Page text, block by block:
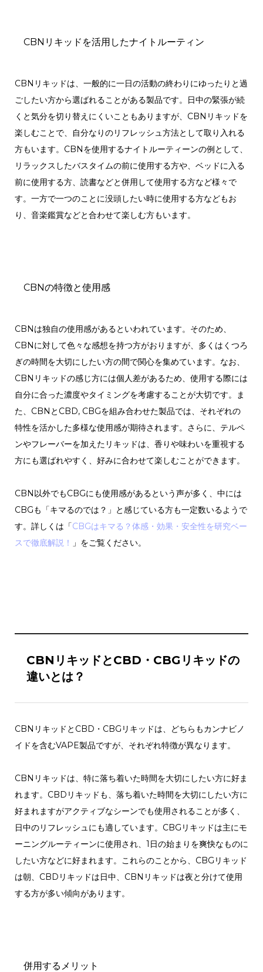
CBNリキッドを活用したナイトルーティン
CBNリキッドは、一般的に一日の活動の終わりにゆったりと過
ごしたい方から選ばれることがある製品です。日中の緊張が続
くと気分を切り替えにくいこともありますが、CBNリキッドを
楽しむことで、自分なりのリフレッシュ方法として取り入れる
方もいます。CBNを使用するナイトルーティーンの例として、
リラックスしたバスタイムの前に使用する方や、ベッドに入る
前に使用する方、読書などと併用して使用する方など様々で
す。一方で一つのことに没頭したい時に使用する方などもお
り、音楽鑑賞などと合わせて楽しむ方もいます。
CBNの特徴と使用感
CBNは独自の使用感があるといわれています。そのため、
CBNに対して色々な感想を持つ方がおりますが、多くはくつろ
ぎの時間を大切にしたい方の間で関心を集めています。なお、
CBNリキッドの感じ方には個人差があるため、使用する際には
自分に合った濃度やタイミングを考慮することが大切です。ま
た、CBNとCBD, CBGを組み合わせた製品では、それぞれの
特性を活かした多様な使用感が期待されます。さらに、テルペ
ンやフレーバーを加えたリキッドは、香りや味わいを重視する
方にも選ばれやすく、好みに合わせて楽しむことができます。
CBN以外でもCBGにも使用感があるという声が多く、中には
CBGも「キマるのでは？」と感じている方も一定数いるようで
す。詳しくは「CBGはキマる？体感・効果・安全性を研究ベー
スで徹底解説！
」をご覧ください。
CBNリキッドとCBD・CBGリキッドの
違いとは？
CBNリキッドとCBD・CBGリキッドは、どちらもカンナビノ
イドを含むVAPE製品ですが、それぞれ特徴が異なります。
CBNリキッドは、特に落ち着いた時間を大切にしたい方に好ま
れます。CBDリキッドも、落ち着いた時間を大切にしたい方に
好まれますがアクティブなシーンでも使用されることが多く、
日中のリフレッシュにも適しています。CBGリキッドは主にモ
ーニングルーティーンに使用され、1日の始まりを爽快なものに
したい方などに好まれます。これらのことから、CBGリキッド
は朝、CBDリキッドは日中、CBNリキッドは夜と分けて使用
する方が多い傾向があります。
併用するメリット